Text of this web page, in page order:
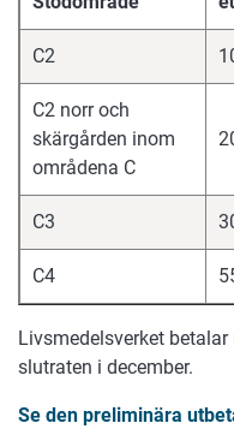
C2
C2 norr och
skärgården inom
områdena C
C3
C4
Livsmedelsverket
slutraten i december.
Se den preliminära